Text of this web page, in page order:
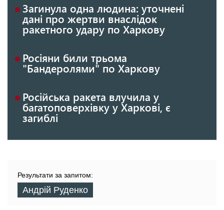
Загинула одна людина: уточнені
дані про жертви внаслідок
ракетного удару по Харкову
Росіяни били трьома
"Бандеролями" по Харкову
Російська ракета влучила у
багатоповерхівку у Харкові, є
загиблі
Результати за запитом:
Андрій Руденко